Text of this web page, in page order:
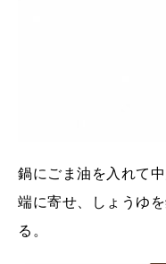
鍋にごま油を入れて
端に寄せ、しょうゆ
る。